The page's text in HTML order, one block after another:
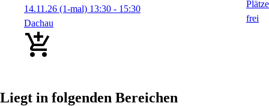
14.11.26 (1-mal) 13:30 - 15:30
Dachau
Liegt in folgenden Bereichen